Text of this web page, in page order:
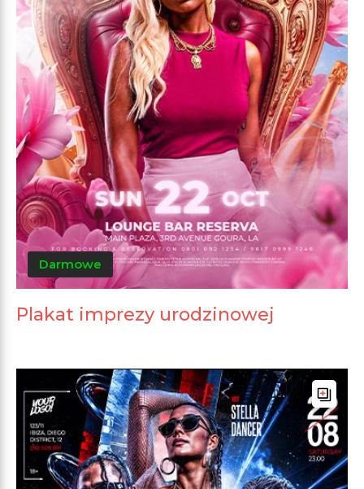
Darmowe
Plakat imprezy urodzinowej